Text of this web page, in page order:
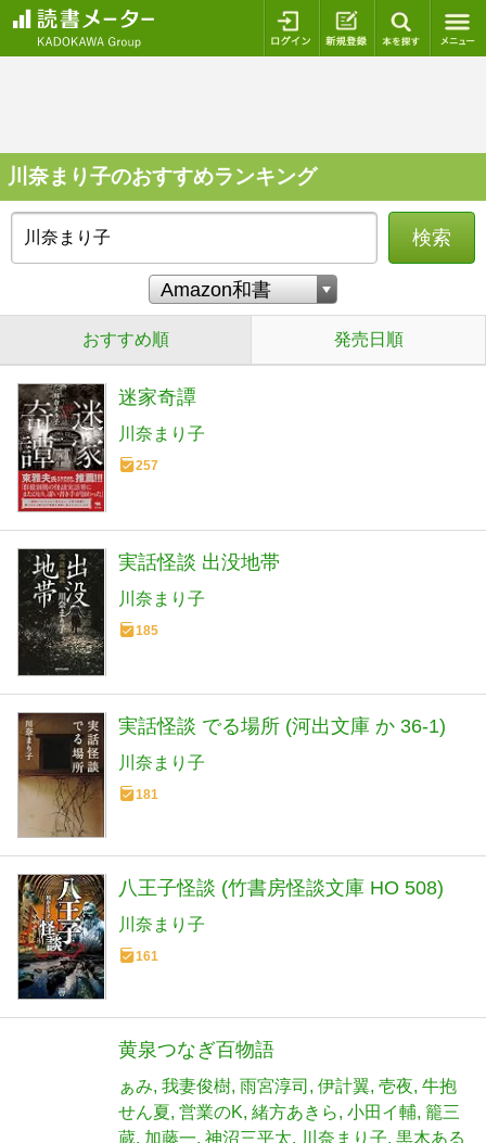
ログイン 新規登録
川奈まり子のおすすめランキング
検索
おすすめ順 発売日順
迷家奇譚
川奈まり子
257
実話怪談 出没地帯
川奈まり子
185
実話怪談 でる場所 (河出文庫 か 36-1)
川奈まり子
181
八王子怪談 (竹書房怪談文庫 HO 508)
川奈まり子
161
黄泉つなぎ百物語
ぁみ 我妻俊樹 雨宮淳司 伊計翼 壱夜 牛抱
せん夏 営業のK 緒方あきら 小田イ輔 籠三
蔵 加藤一 神沼三平太 川奈まり子 黒木ある